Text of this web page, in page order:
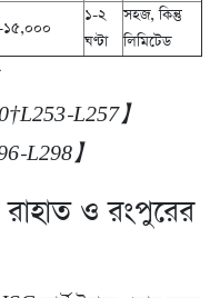
১-২
ঘণ্টা
সহজ, কিন্তু
লিমিটেড
L257】
L298】
রাহাত ও রংপুরের